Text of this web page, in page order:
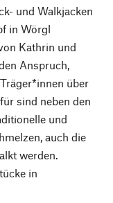
und Walkjacken
in Wörgl
Kathrin und
Anspruch,
über
sind neben den
und
auch die
werden.
in